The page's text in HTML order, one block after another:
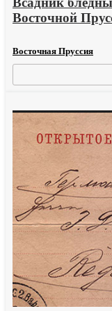
Восточной
Восточная Пруссия